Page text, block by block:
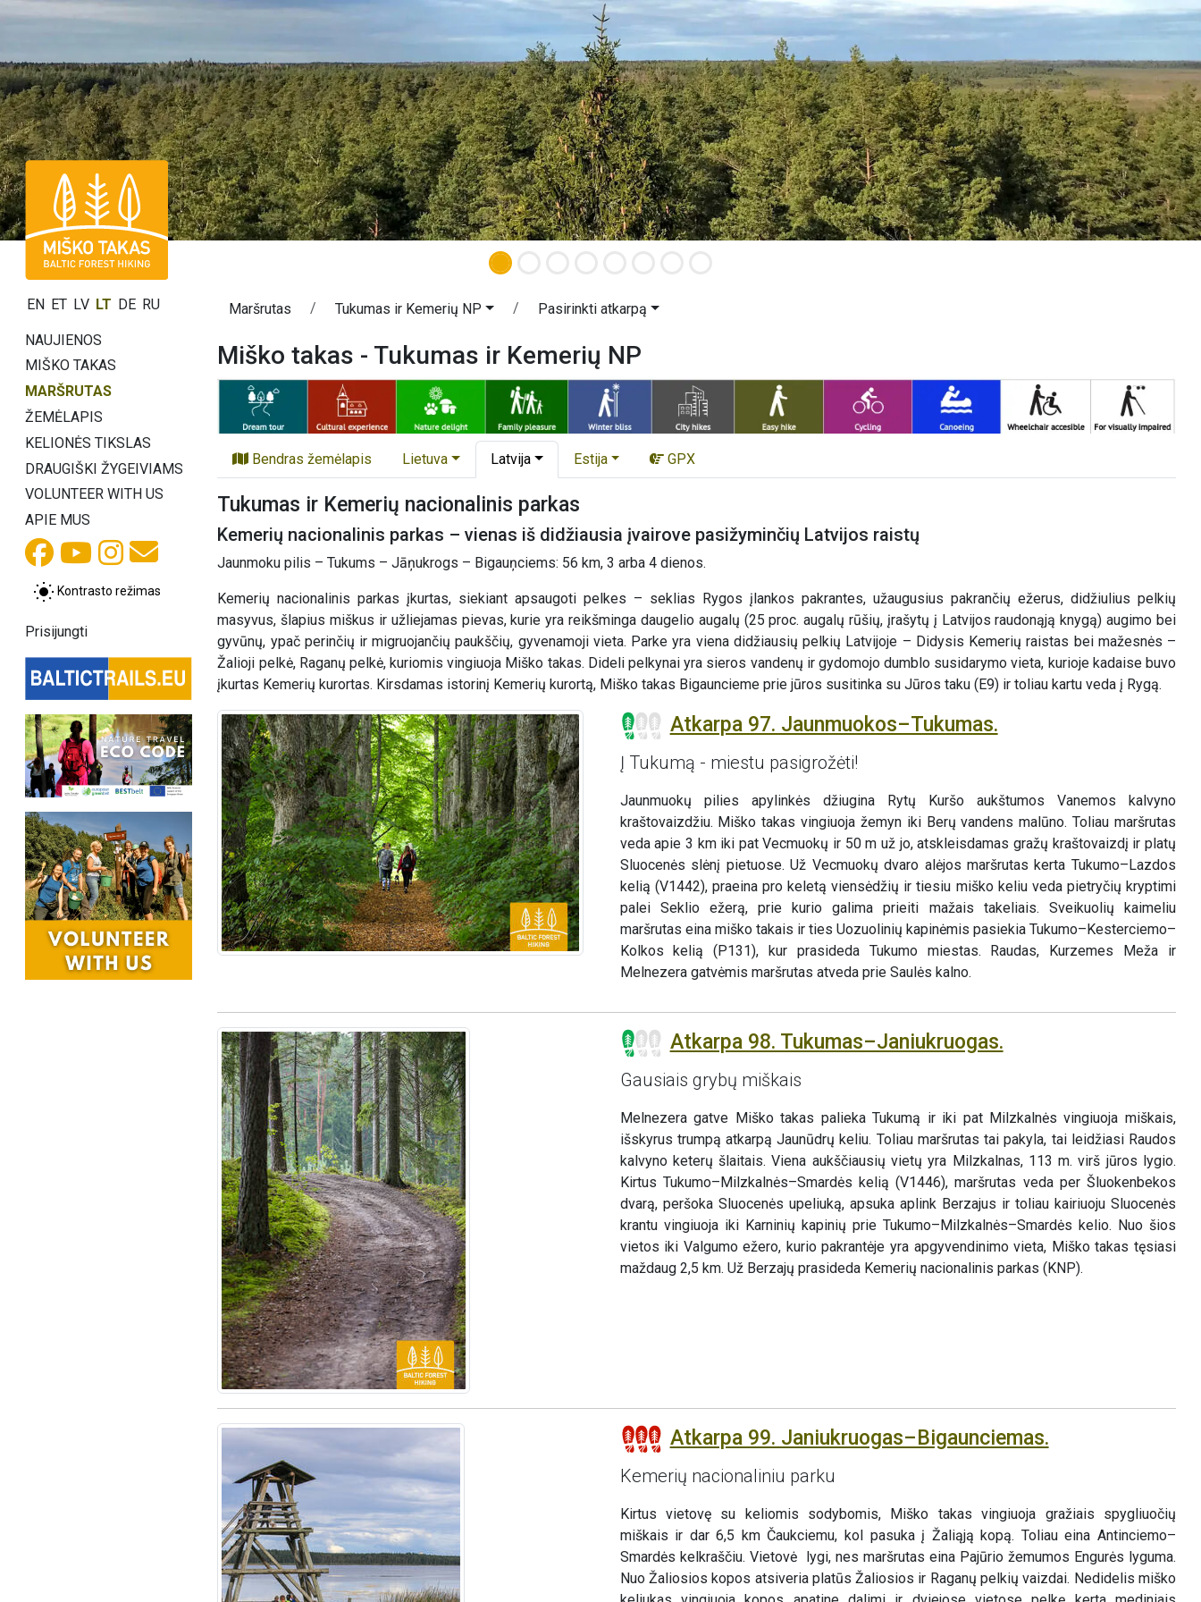
EN ET LV LT DE RU
NAUJIENOS
MIŠKO TAKAS
MARŠRUTAS
ŽEMĖLAPIS
KELIONĖS TIKSLAS
DRAUGIŠKI ŽYGEIVIAMS
VOLUNTEER WITH US
APIE MUS
Kontrasto režimas
Prisijungti
Maršrutas Tukumas ir Kemerių NP Pasirinkti atkarpą
Miško takas - Tukumas ir Kemerių NP
Bendras žemėlapis Lietuva Latvija Estija GPX
Tukumas ir Kemerių nacionalinis parkas
Kemerių nacionalinis parkas – vienas iš didžiausia įvairove pasižyminčių Latvijos raistų
Jaunmoku pilis – Tukums – Jāņukrogs – Bigauņciems: 56 km, 3 arba 4 dienos.
Kemerių nacionalinis parkas įkurtas, siekiant apsaugoti pelkes – seklias Rygos įlankos pakrantes, užaugusius pakrančių ežerus, didžiulius pelkių
masyvus, šlapius miškus ir užliejamas pievas, kurie yra reikšminga daugelio augalų (25 proc. augalų rūšių, įrašytų į Latvijos raudonąją knygą) augimo bei
gyvūnų, ypač perinčių ir migruojančių paukščių, gyvenamoji vieta. Parke yra viena didžiausių pelkių Latvijoje – Didysis Kemerių raistas bei mažesnės –
Žalioji pelkė, Raganų pelkė, kuriomis vingiuoja Miško takas. Dideli pelkynai yra sieros vandenų ir gydomojo dumblo susidarymo vieta, kurioje kadaise buvo
įkurtas Kemerių kurortas. Kirsdamas istorinį Kemerių kurortą, Miško takas Bigauncieme prie jūros susitinka su Jūros taku (E9) ir toliau kartu veda į Rygą.
Atkarpa 97. Jaunmuokos–Tukumas.
Į Tukumą - miestu pasigrožėti!
Jaunmuokų pilies apylinkės džiugina Rytų Kuršo aukštumos Vanemos kalvyno
kraštovaizdžiu. Miško takas vingiuoja žemyn iki Berų vandens malūno. Toliau maršrutas
veda apie 3 km iki pat Vecmuokų ir 50 m už jo, atskleisdamas gražų kraštovaizdį ir platų
Sluocenės slėnį pietuose. Už Vecmuokų dvaro alėjos maršrutas kerta Tukumo–Lazdos
kelią (V1442), praeina pro keletą viensėdžių ir tiesiu miško keliu veda pietryčių kryptimi
palei Seklio ežerą, prie kurio galima prieiti mažais takeliais. Sveikuolių kaimeliu
maršrutas eina miško takais ir ties Uozuolinių kapinėmis pasiekia Tukumo–Kesterciemo–
Kolkos kelią (P131), kur prasideda Tukumo miestas. Raudas, Kurzemes Meža ir
Melnezera gatvėmis maršrutas atveda prie Saulės kalno.
Atkarpa 98. Tukumas–Janiukruogas.
Gausiais grybų miškais
Melnezera gatve Miško takas palieka Tukumą ir iki pat Milzkalnės vingiuoja miškais,
išskyrus trumpą atkarpą Jaunūdrų keliu. Toliau maršrutas tai pakyla, tai leidžiasi Raudos
kalvyno keterų šlaitais. Viena aukščiausių vietų yra Milzkalnas, 113 m. virš jūros lygio.
Kirtus Tukumo–Milzkalnės–Smardės kelią (V1446), maršrutas veda per Šluokenbekos
dvarą, peršoka Sluocenės upeliuką, apsuka aplink Berzajus ir toliau kairiuoju Sluocenės
krantu vingiuoja iki Karninių kapinių prie Tukumo–Milzkalnės–Smardės kelio. Nuo šios
vietos iki Valgumo ežero, kurio pakrantėje yra apgyvendinimo vieta, Miško takas tęsiasi
maždaug 2,5 km. Už Berzajų prasideda Kemerių nacionalinis parkas (KNP).
Atkarpa 99. Janiukruogas–Bigaunciemas.
Kemerių nacionaliniu parku
Kirtus vietovę su keliomis sodybomis, Miško takas vingiuoja gražiais spygliuočių
miškais ir dar 6,5 km Čaukciemu, kol pasuka į Žaliąją kopą. Toliau eina Antinciemo–
Smardės kelkraščiu. Vietovė lygi, nes maršrutas eina Pajūrio žemumos Engurės lyguma.
Nuo Žaliosios kopos atsiveria platūs Žaliosios ir Raganų pelkių vaizdai. Nedidelis miško